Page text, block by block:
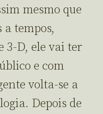
mesmo que
tempos,
3-D, ele vai ter
e com
volta-se a
Depois de